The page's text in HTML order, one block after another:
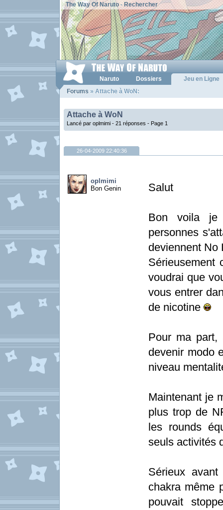
The Way Of Naruto- Rechercher
Naruto Dossiers
Jeu en Ligne
Forums » Attache à WoN:
Attache à WoN
Lancé par oplmimi - 21 réponses - Page 1
26-04-2009 22:40:36
oplmimi
Bon Genin
Salut
Bon voila je
personnes
deviennent No
Sérieusement
voudrai que
vous entrer
de nicotine
Pour ma
devenir modo
niveau
Maintenant je
plus trop de
les rounds
seuls activités
Sérieux
chakra même
pouvait